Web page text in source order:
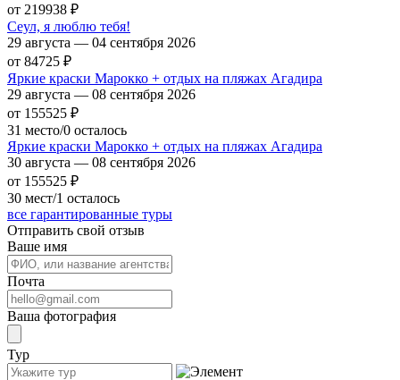
от 219938 ₽
Сеул, я люблю тебя!
29 августа — 04 сентября 2026
от 84725 ₽
Яркие краски Марокко + отдых на пляжах Агадира
29 августа — 08 сентября 2026
от 155525 ₽
31 место/0 осталось
Яркие краски Марокко + отдых на пляжах Агадира
30 августа — 08 сентября 2026
от 155525 ₽
30 мест/1 осталось
все гарантированные туры
Отправить свой отзыв
Ваше имя
Почта
Ваша фотография
Тур